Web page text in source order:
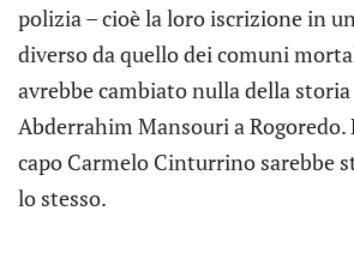
polizia – cioè la loro iscrizione in
diverso da quello dei comuni
avrebbe cambiato nulla della
Abderrahim Mansouri a Rogoredo.
capo Carmelo Cinturrino sarebbe
lo stesso.